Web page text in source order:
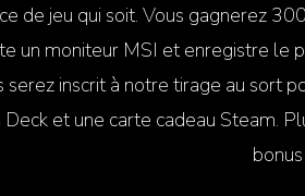
de jeu qui soit. Vous gagnerez
un moniteur MSI et enregistre le
serez inscrit à notre tirage au sort
Deck et une carte cadeau Steam.